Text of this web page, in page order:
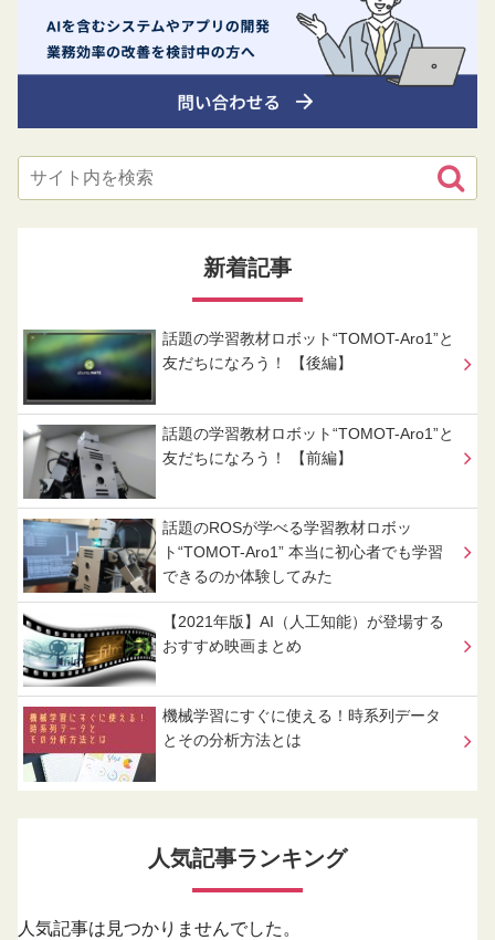
新着記事
話題の学習教材ロボット“TOMOT-Aro1”と
友だちになろう！ 【後編】
話題の学習教材ロボット“TOMOT-Aro1”と
友だちになろう！ 【前編】
話題のROSが学べる学習教材ロボッ
ト“TOMOT-Aro1” 本当に初心者でも学習
できるのか体験してみた
【2021年版】AI（人工知能）が登場する
おすすめ映画まとめ
機械学習にすぐに使える！時系列データ
とその分析方法とは
人気記事ランキング
人気記事は見つかりませんでした。